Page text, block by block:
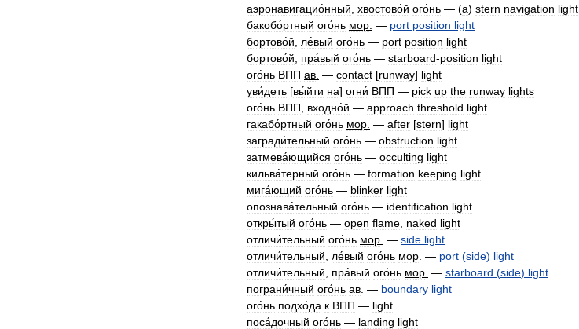
аэронавигацио́нный хвостово́й ого́нь — (a) stern navigation light
бакобо́ртный ого́нь мор — port position light
бортово́й
ле́вый ого́нь — port position light
бортово́й
пра́вый ого́нь — starboard-position light
ого́нь ВПП ав — contact [runway] light
уви́деть [вы́йти на] огни́ ВПП — pick up the runway lights
ого́нь ВПП входно́й — approach threshold light
гакабо́ртный ого́нь мор — after [stern] light
загради́тельный ого́нь — obstruction light
затмева́ющийся ого́нь — occulting light
кильва́терный ого́нь — formation keeping light
мига́ющий ого́нь — blinker light
опознава́тельный ого́нь — identification light
откры́тый ого́нь — open flame naked light
отличи́тельный ого́нь мор — side light
отличи́тельный
ле́вый ого́нь мор — port (side) light
отличи́тельный
пра́вый ого́нь мор — starboard (side) light
пограни́чный ого́нь ав — boundary light
ого́нь подхо́да к ВПП — light
поса́дочный ого́нь — landing light